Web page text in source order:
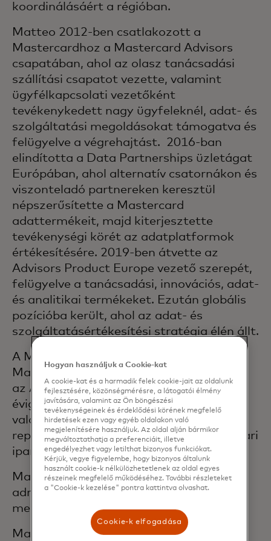
koordinálásáért a régióban.
Matteo 2012-ben csatlakozott a
Mastercardhoz a Mastercard Advisors
csapatában, ahol az olasz tanácsadási
szállítási csapatot vezette, valamint
ügyfélkapcsolati vezetőként
tevékenykedett nagy ügyfeleknél, adat- és
szolgáltatási megoldásokat támogatva és
felügyelve a végrehajtást. 2016-ban
elindította a Data Partnerships üzletágat
Európában, ahol alternatív csatornákon és
viszonteladó partnereken keresztül
népszerűsítette a Mastercard
adattermékeit, majd kiterjesztette
tevékenységi körét az adatplatformok
értékesítésére. 2019-ben átvette az
Advisors Product Europe vezető szerepét,
felügyelve a tanácsadási, innovációs, adat-
és analitikai termékeket. Ezután globális
pozícióba került, ahol az adat- és
szolgáltatásértékesítési stratégia élén állt.
A Mastercardhoz való csatlakozás előtt
Matteo az Ernst & Young Advisorynál és
az Accenture-nél dolgozott körülbelül 10
évig, üzleti és stratégiai gyakorlatban,
valamint a távközlés, pénzügyi szektor,
repülés- és védelem, valamint ingatlanipari
iparágakra fókuszálva.
Matteo közgazdaságtan és üzleti
adminisztráció szakon szerzett
mesterdiplomát a Római Egyetemen.
Matteo, felesége és két lánya Rómában
Hogyan használjuk a Cookie-kat
A cookie-kat és a harmadik felek cookie-jait az oldalunk
fejlesztésére, közönségmérésre, a látogatói élmény
javítására, valamint az Ön böngészési
tevékenységeinek és érdeklődési körének megfelelő
hirdetések ezen vagy egyéb oldalakon való
megjelenítésére használjuk. Az oldal alján bármikor
megváltoztathatja a preferenciáit, illetve
engedélyezhet vagy letilthat bizonyos funkciókat.
Kérjük, vegye figyelembe, hogy bizonyos általunk
használt cookie-k nélkülözhetetlenek az oldal egyes
részeinek megfelelő működéséhez. További részleteket
a "Cookie-k kezelése" pontra kattintva olvashat.
Cookie-k elfogadása